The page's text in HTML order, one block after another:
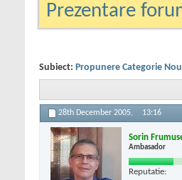
Prezentare
Subiect: Propunere Categorie
28th December 2005, 13:16
Sorin
Ambasador
Reputatie: